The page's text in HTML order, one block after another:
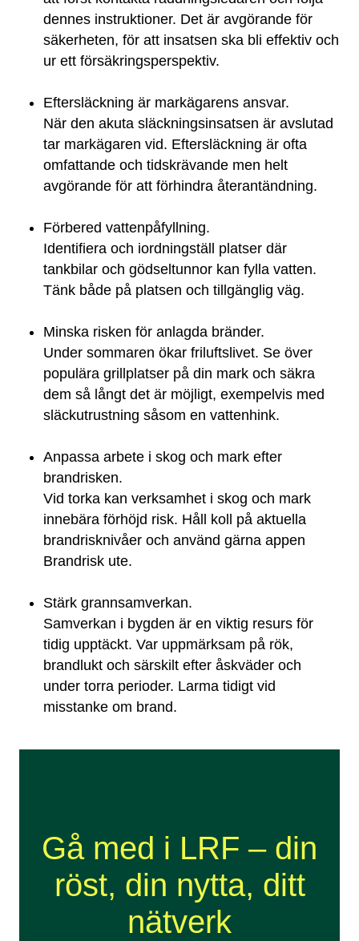
dennes instruktioner. Det är avgörande för
säkerheten, för att insatsen ska bli effektiv och
ur ett försäkringsperspektiv.
Eftersläckning är markägarens ansvar.
När den akuta släckningsinsatsen är avslutad
tar markägaren vid. Eftersläckning är ofta
omfattande och tidskrävande men helt
avgörande för att förhindra återantändning.
Förbered vattenpåfyllning.
Identifiera och iordningställ platser där
tankbilar och gödseltunnor kan fylla vatten.
Tänk både på platsen och tillgänglig väg.
Minska risken för anlagda bränder.
Under sommaren ökar friluftslivet. Se över
populära grillplatser på din mark och säkra
dem så långt det är möjligt, exempelvis med
släckutrustning såsom en vattenhink.
Anpassa arbete i skog och mark efter
brandrisken.
Vid torka kan verksamhet i skog och mark
innebära förhöjd risk. Håll koll på aktuella
brandrisknivåer och använd gärna appen
Brandrisk ute.
Stärk grannsamverkan.
Samverkan i bygden är en viktig resurs för
tidig upptäckt. Var uppmärksam på rök,
brandlukt och särskilt efter åskväder och
under torra perioder. Larma tidigt vid
misstanke om brand.
Gå med i LRF – din
röst, din nytta, ditt
nätverk